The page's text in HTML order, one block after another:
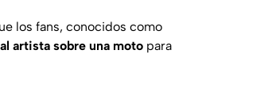
los fans, conocidos como
artista sobre una moto para